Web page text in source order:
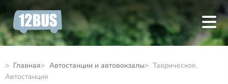
Главная Автостанции и автовокзалы
Таврическое.
Автостанция